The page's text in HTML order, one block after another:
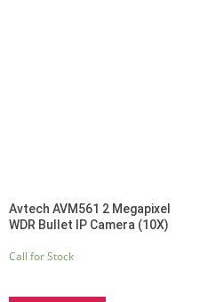
Avtech AVM561 2 Megapixel
WDR Bullet IP Camera (10X)
Call for Stock